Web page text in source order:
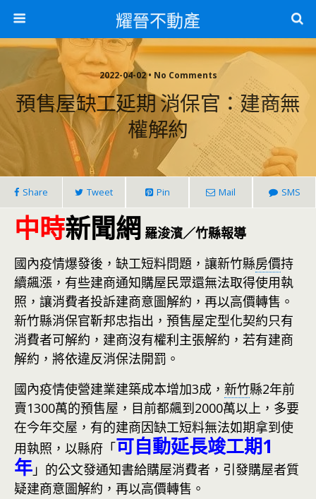
耀晉不動產
2022-04-02 • No Comments
預售屋缺工延期 消保官：建商無
權解約
Share Tweet Pin Mail SMS
中時新聞網 羅浚濱／竹縣報導
國內疫情爆發後，缺工短料問題，讓新竹縣房價持
續飆漲，有些建商通知購屋民眾還無法取得使用執
照，讓消費者投訴建商意圖解約，再以高價轉售。
新竹縣消保官靳邦忠指出，預售屋定型化契約只有
消費者可解約，建商沒有權利主張解約，若有建商
解約，將依違反消保法開罰。
國內疫情使營建業建築成本增加3成， 新竹縣2年前
賣1300萬的預售屋，目前都飆到2000萬以上，多要
在今年交屋，有的建商因缺工短料無法如期拿到使
用執照，以縣府「可自動延長竣工期1
年 」的公文發通知書給購屋消費者，引發購屋者質
疑建商意圖解約，再以高價轉售。